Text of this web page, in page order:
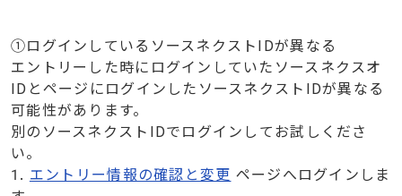
①ログインしているソースネクストIDが異なる
エントリーした時にログインしていたソースネクスオ
IDとページにログインしたソースネクストIDが異なる
可能性があります。
別のソースネクストIDでログインしてお試しくださ
い。
1. エントリー情報の確認と変更 ページへログインしま